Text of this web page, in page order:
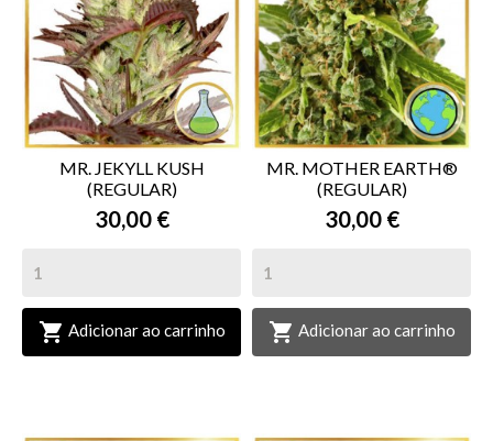
MR. JEKYLL KUSH
(REGULAR)
30,00 €
 Adicionar ao carrinho
MR. MOTHER EARTH®
(REGULAR)
30,00 €
 Adicionar ao carrinho